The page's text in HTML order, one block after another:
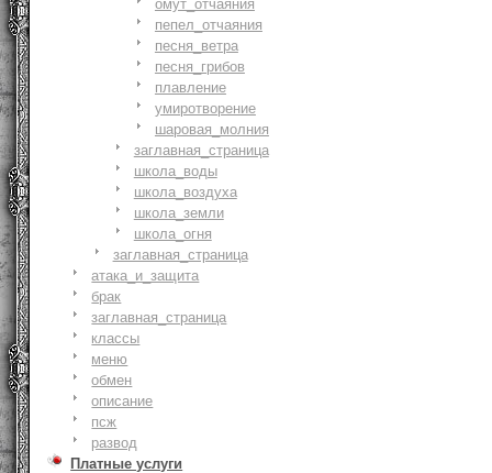
омут_отчаяния
пепел_отчаяния
песня_ветра
песня_грибов
плавление
умиротворение
шаровая_молния
заглавная_страница
школа_воды
школа_воздуха
школа_земли
школа_огня
заглавная_страница
атака_и_защита
брак
заглавная_страница
классы
меню
обмен
описание
псж
развод
Платные услуги